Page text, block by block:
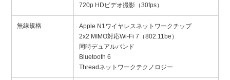
720p HDビデオ撮影（30fps）
無線規格
Apple N1ワイヤレスネットワークチップ
2x2 MIMO対応Wi-Fi 7（802.11be）
同時デュアルバンド
Bluetooth 6
Threadネットワークテクノロジー